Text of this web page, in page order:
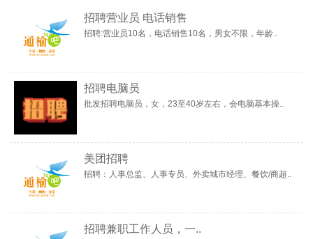
招聘营业员 电话销售
招聘:营业员10名，电话销售10名，男女不限，年龄..
招聘电脑员
批发招聘电脑员，女，23至40岁左右，会电脑基本操..
美团招聘
招聘：人事总监、人事专员、外卖城市经理、餐饮/商超..
招聘兼职工作人员，一..